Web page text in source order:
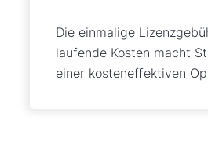
Die einmalige
laufende Kosten macht
einer kosteneffektiven